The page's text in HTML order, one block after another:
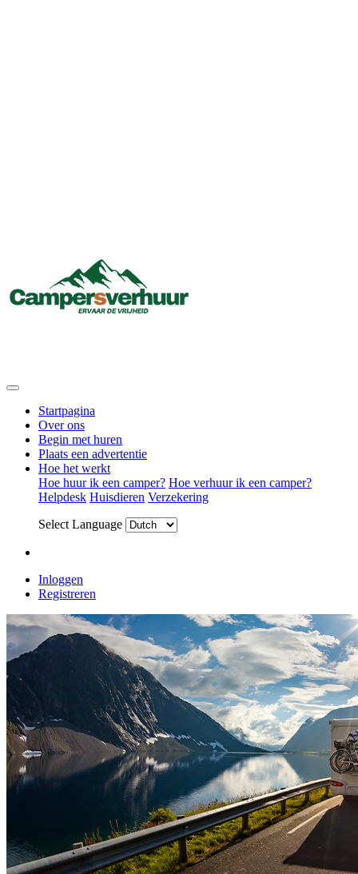
Startpagina
Over ons
Begin met huren
Plaats een advertentie
Hoe het werkt
Hoe huur ik een camper? Hoe verhuur ik een camper?
Helpdesk Huisdieren Verzekering
Select Language
Inloggen
Registreren